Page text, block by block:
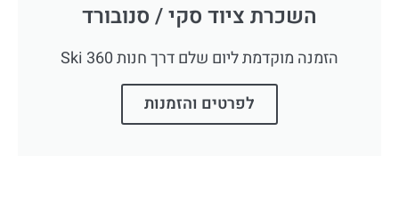
השכרת ציוד סקי / סנובורד
הזמנה מוקדמת ליום שלם דרך חנות 360 Ski
לפרטים והזמנות